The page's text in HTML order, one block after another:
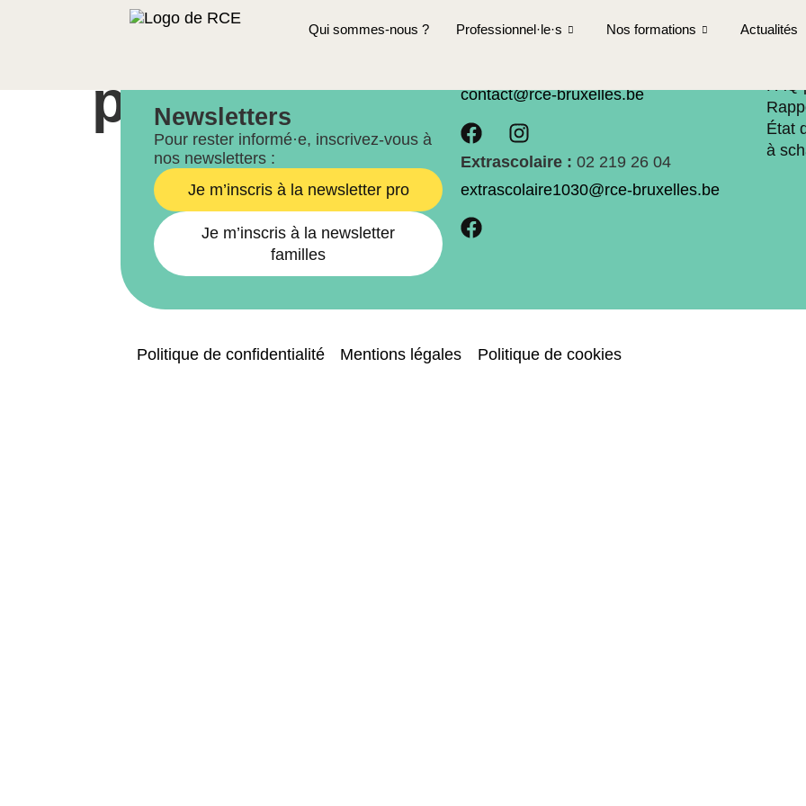
Qui sommes-nous ? Professionnel·le·s Nos formations Actualités
Multisport, futsal et
pour les filles
Newsletters
Pour rester informé·e, inscrivez-vous à
nos newsletters :
Je m’inscris à la newsletter pro
Je m’inscris à la newsletter
familles
Nous contacter
contact@rce-bruxelles.be
Extrascolaire : 02 219 26 04
extrascolaire1030@rce-bruxelles.be
FAQ
État
à
Politique de confidentialité Mentions légales Politique de cookies